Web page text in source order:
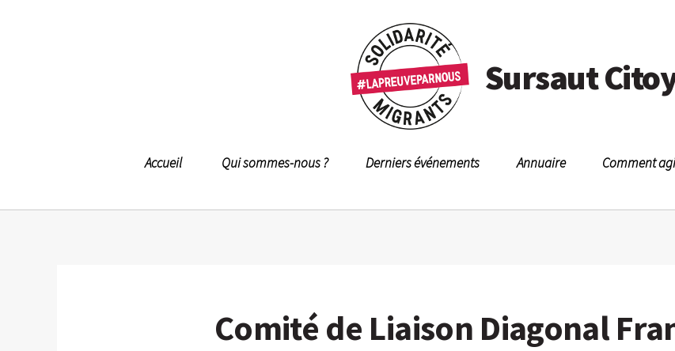
Sursaut
Accueil Qui sommes-nous ? Derniers événements Annuaire Comment
Comité de Liaison Diagonal